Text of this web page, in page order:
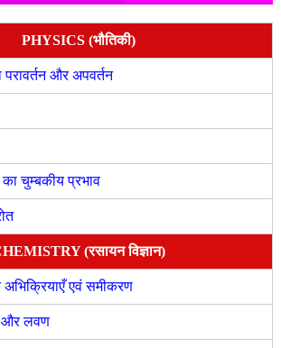
PHYSICS (भौतिकी)
और अपवर्तन
का चुम्बकीय प्रभाव
(रसायन विज्ञान)
अभिक्रियाएँ एवं समीकरण
और लवण